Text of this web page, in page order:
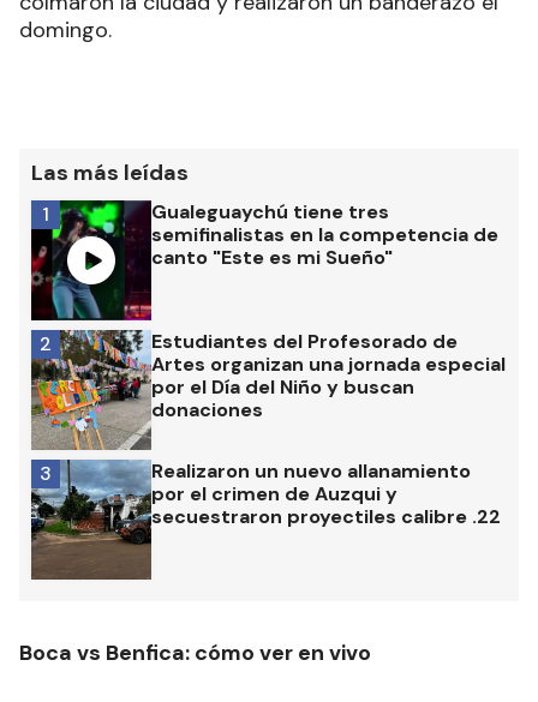
domingo.
Las más leídas
Gualeguaychú tiene tres
semifinalistas en la competencia de
canto "Este es mi Sueño"
1
Estudiantes del Profesorado de
Artes organizan una jornada especial
por el Día del Niño y buscan
donaciones
2
Realizaron un nuevo allanamiento
por el crimen de Auzqui y
secuestraron proyectiles calibre .22
3
Boca vs Benfica: cómo ver en vivo